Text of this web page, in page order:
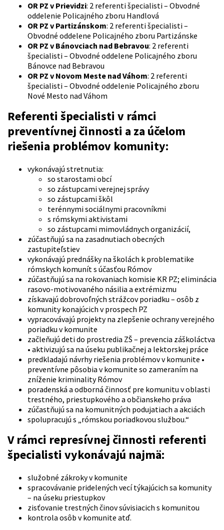
OR PZ v Prievidzi: 2 referenti špecialisti – Obvodné
oddelenie Policajného zboru Handlová
OR PZ v Partizánskom: 2 referenti špecialisti –
Obvodné oddelene Policajného zboru Partizánske
OR PZ v Bánovciach nad Bebravou: 2 referenti
špecialisti – Obvodné oddelene Policajného zboru
Bánovce nad Bebravou
OR PZ v Novom Meste nad Váhom: 2 referenti
špecialisti – Obvodné oddelenie Policajného zboru
Nové Mesto nad Váhom
Referenti špecialisti v rámci
preventívnej činnosti a za účelom
riešenia problémov komunity:
vykonávajú stretnutia:
so starostami obcí
so zástupcami verejnej správy
so zástupcami škôl
terénnymi sociálnymi pracovníkmi
s rómskymi aktivistami
so zástupcami mimovládnych organizácií,
zúčastňujú sa na zasadnutiach obecných
zastupiteľstiev
vykonávajú prednášky na školách k problematike
rómskych komunít s účasťou Rómov
zúčastňujú sa na rokovaniach komisie KR PZ; eliminácia
rasovo-motivovaného násilia a extrémizmu
získavajú dobrovoľných strážcov poriadku – osôb z
komunity konajúcich v prospech PZ
vypracovávajú projekty na zlepšenie ochrany verejného
poriadku v komunite
začleňujú deti do prostredia ZŠ – prevencia záškoláctva
• aktivizujú sa na úseku publikačnej a lektorskej práce
predkladajú návrhy riešenia problémov v komunite •
preventívne pôsobia v komunite so zameraním na
zníženie kriminality Rómov
poradenská a odborná činnosť pre komunitu v oblasti
trestného, priestupkového a občianskeho práva
zúčastňujú sa na komunitných podujatiach a akciách
spolupracujú s „rómskou poriadkovou službou.“
V rámci represívnej činnosti referenti
špecialisti vykonávajú najmä:
služobné zákroky v komunite
spracovávanie pridelených vecí týkajúcich sa komunity
– na úseku priestupkov
zisťovanie trestných činov súvisiacich s komunitou
kontrola osôb v komunite atď.